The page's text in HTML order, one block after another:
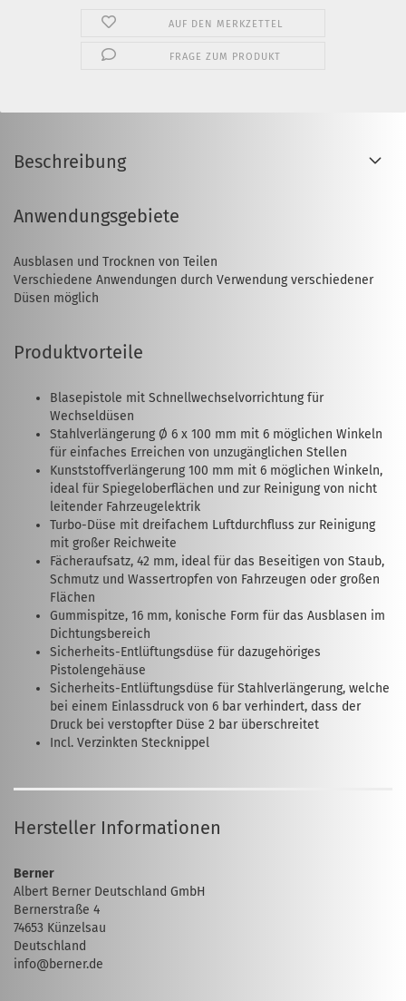
AUF DEN MERKZETTEL
FRAGE ZUM PRODUKT
Beschreibung
Anwendungsgebiete
Ausblasen und Trocknen von Teilen
Verschiedene Anwendungen durch Verwendung verschiedener
Düsen möglich
Produktvorteile
Blasepistole mit Schnellwechselvorrichtung für
Wechseldüsen
Stahlverlängerung Ø 6 x 100 mm mit 6 möglichen Winkeln
für einfaches Erreichen von unzugänglichen Stellen
Kunststoffverlängerung 100 mm mit 6 möglichen Winkeln,
ideal für Spiegeloberflächen und zur Reinigung von nicht
leitender Fahrzeugelektrik
Turbo-Düse mit dreifachem Luftdurchfluss zur Reinigung
mit großer Reichweite
Fächeraufsatz, 42 mm, ideal für das Beseitigen von Staub,
Schmutz und Wassertropfen von Fahrzeugen oder großen
Flächen
Gummispitze, 16 mm, konische Form für das Ausblasen im
Dichtungsbereich
Sicherheits-Entlüftungsdüse für dazugehöriges
Pistolengehäuse
Sicherheits-Entlüftungsdüse für Stahlverlängerung, welche
bei einem Einlassdruck von 6 bar verhindert, dass der
Druck bei verstopfter Düse 2 bar überschreitet
Incl. Verzinkten Stecknippel
Hersteller Informationen
Berner
Albert Berner Deutschland GmbH
Bernerstraße 4
74653 Künzelsau
Deutschland
info@berner.de